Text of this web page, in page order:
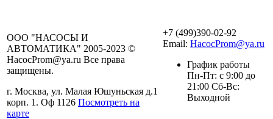
ООО "НАСОСЫ И
АВТОМАТИКА" 2005-2023 ©
HacocProm@ya.ru Все права
защищены.
г. Москва, ул. Малая Юшуньская д.1
корп. 1. Оф 1126 Посмотреть на
карте
+7 (499)390-02-92
Email: HacocProm@ya.ru
График работы
Пн-Пт: с 9:00 до
21:00 Сб-Вс:
Выходной